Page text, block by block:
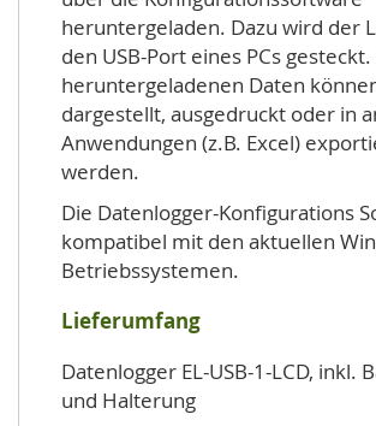
heruntergeladen. Dazu wird der
den USB-Port eines PCs gesteckt.
heruntergeladenen Daten
dargestellt, ausgedruckt oder in
Anwendungen (z.B. Excel)
werden.
Die Datenlogger-Konfigurations
kompatibel mit den aktuellen
Betriebssystemen.
Lieferumfang
Datenlogger EL-USB-1-LCD, inkl.
und Halterung